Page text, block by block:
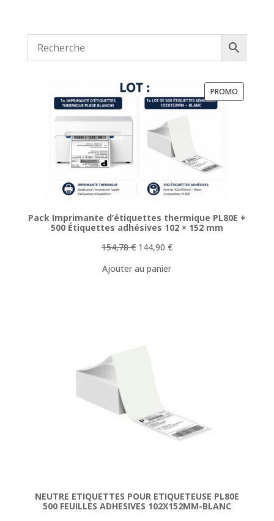
PROMO
Pack Imprimante d’étiquettes thermique PL80E +
500 Étiquettes adhésives 102 × 152 mm
154,78€ Le
initial
144,90 €Le
Ajouter au panier
NEUTRE ETIQUETTES POUR ETIQUETEUSE PL80E
500 FEUILLES ADHESIVES 102X152MM-BLANC